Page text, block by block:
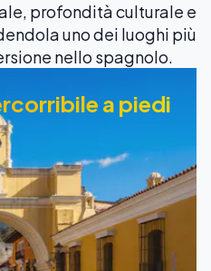
profondità culturale e
uno dei luoghi più
nello spagnolo.
a piedi